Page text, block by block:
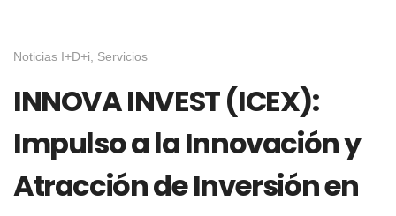
Noticias I+D+i Servicios
INNOVA INVEST (ICEX):
Impulso a la Innovación y
Atracción de Inversión en